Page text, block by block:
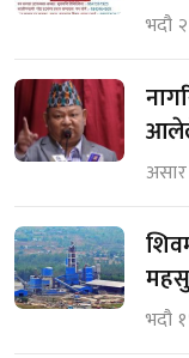
भदौ
आलेले
भदौ